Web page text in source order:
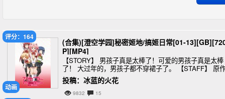
动画
评分：164
(合集)[澄空学园]秘密姬地/搞姬日常[01-
P][MP4]
【STORY】 男孩子真是太棒了！可爱的男孩子真是太棒
了！ 大过年的，男孩子都不穿裙子了。 【STAFF】 原
佃煮のりお「ひめゴト」（一迅社） 監督／演出 柳瀬雄
シリーズ構成／脚本
投稿：冰蓝的火花
9832 15